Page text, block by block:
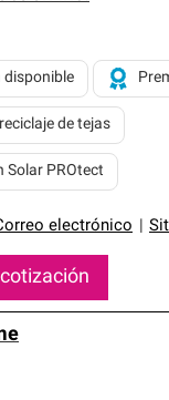
con estándares
ofrecer nuestra
electrónico
disponible
de tejas
Solar PROtect